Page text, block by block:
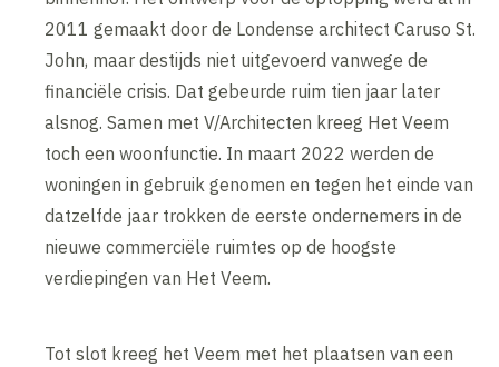
2011 gemaakt door de Londense architect Caruso St.
John, maar destijds niet uitgevoerd vanwege de
financiële crisis. Dat gebeurde ruim tien jaar later
alsnog. Samen met V/Architecten kreeg Het Veem
toch een woonfunctie. In maart 2022 werden de
woningen in gebruik genomen en tegen het einde van
datzelfde jaar trokken de eerste ondernemers in de
nieuwe commerciële ruimtes op de hoogste
verdiepingen van Het Veem.
Tot slot kreeg het Veem met het plaatsen van een